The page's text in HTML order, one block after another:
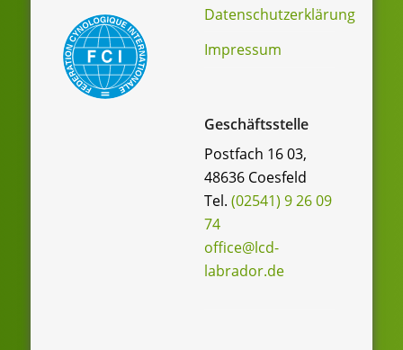
Datenschutzerklärung
Impressum
Geschäftsstelle
Postfach 16 03,
48636 Coesfeld
Tel. (02541) 9 26 09
74
office@lcd-
labrador.de